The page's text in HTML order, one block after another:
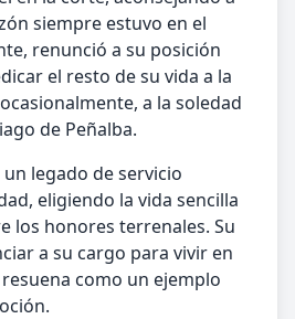
siempre estuvo en el
renunció a su posición
el resto de su vida a la
a la soledad
de Peñalba.
legado de servicio
eligiendo la vida sencilla
los honores terrenales. Su
a su cargo para vivir en
como un ejemplo